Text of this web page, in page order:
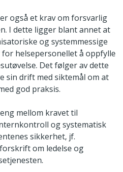
også et krav om forsvarlig
I dette ligger blant annet at
og systemmessige
helsepersonellet å oppfylle
Det følger av dette
sin drift med siktemål om at
god praksis.
mellom kravet til
og systematisk
sikkerhet, jf.
om ledelse og